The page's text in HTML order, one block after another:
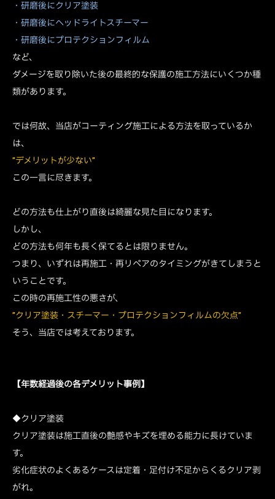
・研磨後にクリア塗装
・研磨後にヘッドライトスチーマー
・研磨後にプロテクションフィルム
など、
ダメージを取り除いた後の最終的な保護の施工方法にいくつか種
類があります。
では何故、当店がコーティング施工による方法を取っているか
は、
”デメリットが少ない”
この一言に尽きます。
どの方法も仕上がり直後は綺麗な見た目になります。
しかし、
どの方法も何年も長く保てるとは限りません。
つまり、いずれは再施工・再リペアのタイミングがきてしまうと
いうことです。
この時の再施工性の悪さが、
”クリア塗装・スチーマー・プロテクションフィルムの欠点”
そう、当店では考えております。
【年数経過後の各デメリット事例】
◆クリア塗装
クリア塗装は施工直後の艶感やキズを埋める能力に長けていま
す。
劣化症状のよくあるケースは定着・足付け不足からくるクリア剥
がれ。